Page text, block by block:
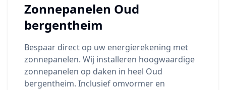
Zonnepanelen Oud
bergentheim
Bespaar direct op uw energierekening met
zonnepanelen. Wij installeren hoogwaardige
zonnepanelen op daken in heel Oud
bergentheim. Inclusief omvormer en